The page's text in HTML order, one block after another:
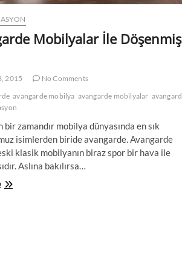
Mobilyalar İle Döşenmiş
2015
No Comments
avangarde mobilya avangarde mobilyalar
bir zamandır mobilya dünyasında en sık
isimlerden biride avangarde. Avangarde
klasik mobilyanın biraz spor bir hava ile
Aslına bakılırsa…
Avangarde